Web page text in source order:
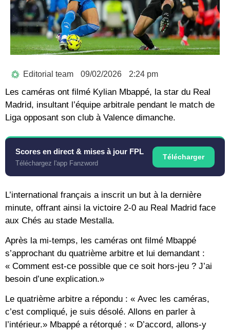
Editorial team 09/02/2026 2:24 pm
Les caméras ont filmé Kylian Mbappé, la star du Real
Madrid, insultant l’équipe arbitrale pendant le match de
Liga opposant son club à Valence dimanche.
Scores en direct & mises à jour FPL
Téléchargez l'app Fanzword
Télécharger
L’international français a inscrit un but à la dernière
minute, offrant ainsi la victoire 2-0 au Real Madrid face
aux Chés au stade Mestalla.
Après la mi-temps, les caméras ont filmé Mbappé
s’approchant du quatrième arbitre et lui demandant :
« Comment est-ce possible que ce soit hors-jeu ? J’ai
besoin d’une explication.»
Le quatrième arbitre a répondu : « Avec les caméras,
c’est compliqué, je suis désolé. Allons en parler à
l’intérieur.» Mbappé a rétorqué : « D’accord, allons-y